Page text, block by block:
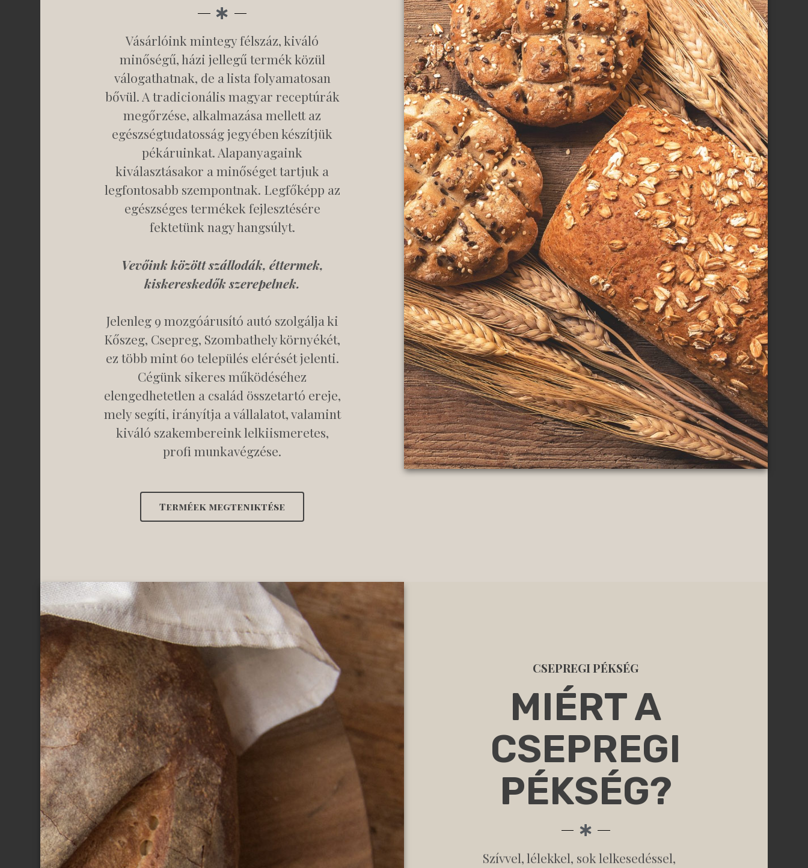
Vásárlóink mintegy félszáz, kiváló
minőségű, házi jellegű termék közül
válogathatnak, de a lista folyamatosan
bővül. A tradicionális magyar receptúrák
megőrzése, alkalmazása mellett az
egészségtudatosság jegyében készítjük
pékáruinkat. Alapanyagaink
kiválasztásakor a minőséget tartjuk a
legfontosabb szempontnak. Legfőképp az
egészséges termékek fejlesztésére
fektetünk nagy hangsúlyt.
Vevőink között szállodák, éttermek,
kiskereskedők szerepelnek.
Jelenleg 9 mozgóárusító autó szolgálja ki
Kőszeg, Csepreg, Szombathely környékét,
ez több mint 60 település elérését jelenti.
Cégünk sikeres működéséhez
elengedhetetlen a család összetartó ereje,
mely segíti, irányítja a vállalatot, valamint
kiváló szakembereink lelkiismeretes,
profi munkavégzése.
Terméek megteniktése
CSEPREGI PÉKSÉG
MIÉRT A
CSEPREGI
PÉKSÉG?
Szívvel, lélekkel, sok lelkesedéssel,